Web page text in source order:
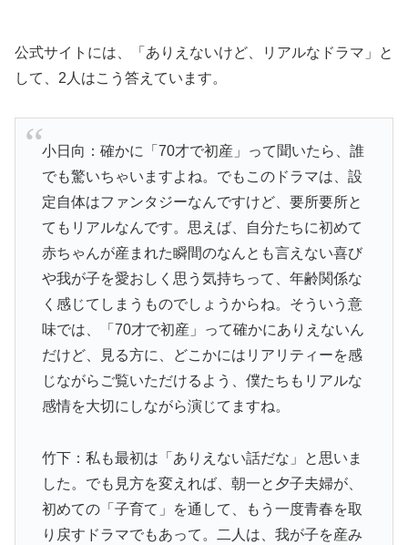
公式サイトには、「ありえないけど、リアルなドラマ」と
して、2人はこう答えています。
小日向：確かに「70才で初産」って聞いたら、誰
でも驚いちゃいますよね。でもこのドラマは、設
定自体はファンタジーなんですけど、要所要所と
てもリアルなんです。思えば、自分たちに初めて
赤ちゃんが産まれた瞬間のなんとも言えない喜び
や我が子を愛おしく思う気持ちって、年齢関係な
く感じてしまうものでしょうからね。そういう意
味では、「70才で初産」って確かにありえないん
だけど、見る方に、どこかにはリアリティーを感
じながらご覧いただけるよう、僕たちもリアルな
感情を大切にしながら演じてますね。
竹下：私も最初は「ありえない話だな」と思いま
した。でも見方を変えれば、朝一と夕子夫婦が、
初めての「子育て」を通して、もう一度青春を取
り戻すドラマでもあって。二人は、我が子を産み